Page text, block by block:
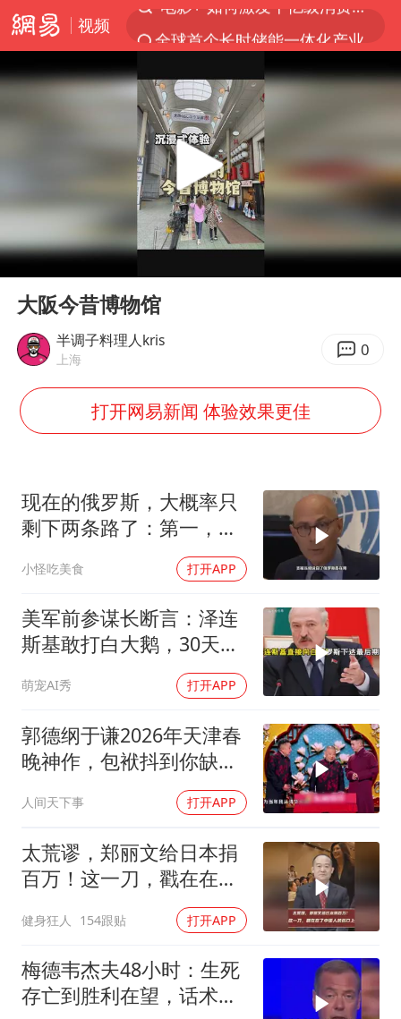
视频
四川宜宾市高县4.9级地震致1人死亡
出口禁令驱动有色板块大涨
秋天的第一杯奶茶到底有多火
38岁演员求职万岁山NPC成功
U17国足三连胜晋级明日之星半决赛
美股存储板块集体大跌
东航：国内客票提前14天免费退改
胜宏科技：股票交易异常波动
夯实基础开新局
Play
00:00 01:04
大阪今昔博物馆
半调子料理人kris
上海 0
打开网易新闻 体验效果更佳
现在的俄罗斯，大概率只
剩下两条路了：第一，把
吞进去的地盘全部吐出来
小怪吃美食 打开APP
美军前参谋长断言：泽连
斯基敢打白大鹅，30天内
萌宠AI秀 打开APP
郭德纲于谦2026年天津春
晚神作，包袱抖到你缺氧
人间天下事 打开APP
太荒谬，郑丽文给日本捐
百万！这一刀，戳在在了
健身狂人 154跟贴 打开APP
梅德韦杰夫48小时：生死
存亡到胜利在望，话术变